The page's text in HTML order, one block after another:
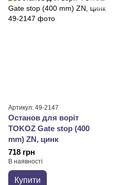
Артикул: 49-2147
Останов для воріт
TOKOZ Gate stop (400
mm) ZN, цинк
718 грн
В наявності
Купити